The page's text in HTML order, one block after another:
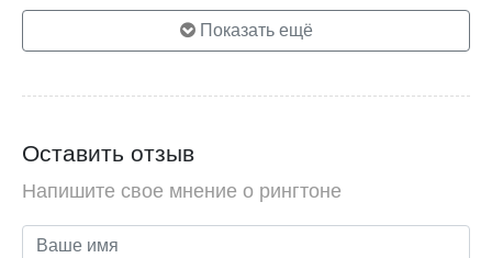
Показать ещё
Оставить отзыв
Напишите свое мнение о рингтоне